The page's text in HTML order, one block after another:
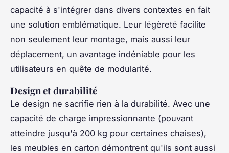
capacité à s'intégrer dans divers contextes en fait
une solution emblématique. Leur légèreté facilite
non seulement leur montage, mais aussi leur
déplacement, un avantage indéniable pour les
utilisateurs en quête de modularité.
Design et durabilité
Le design ne sacrifie rien à la durabilité. Avec une
capacité de charge impressionnante (pouvant
atteindre jusqu'à 200 kg pour certaines chaises),
les meubles en carton démontrent qu'ils sont aussi